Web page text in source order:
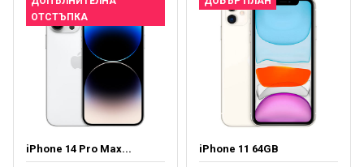
ОТСТЪПКА
iPhone 14 Pro Max... iPhone 11 64GB